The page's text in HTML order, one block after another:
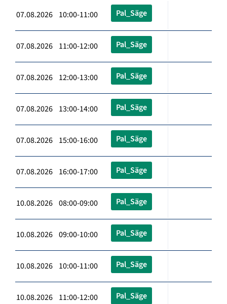
07.08.2026 10:00-11:00 Pal_Säge
07.08.2026 11:00-12:00 Pal_Säge
07.08.2026 12:00-13:00 Pal_Säge
07.08.2026 13:00-14:00 Pal_Säge
07.08.2026 15:00-16:00 Pal_Säge
07.08.2026 16:00-17:00 Pal_Säge
10.08.2026 08:00-09:00 Pal_Säge
10.08.2026 09:00-10:00 Pal_Säge
10.08.2026 10:00-11:00 Pal_Säge
10.08.2026 11:00-12:00 Pal_Säge